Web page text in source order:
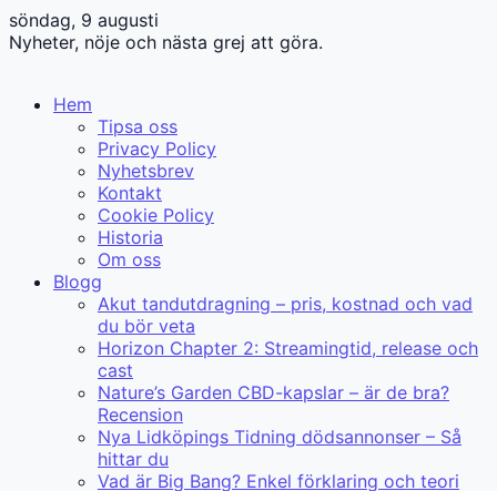
söndag, 9 augusti
Nyheter, nöje och nästa grej att göra.
Hem
Tipsa oss
Privacy Policy
Nyhetsbrev
Kontakt
Cookie Policy
Historia
Om oss
Blogg
Akut tandutdragning – pris, kostnad och vad
du bör veta
Horizon Chapter 2: Streamingtid, release och
cast
Nature’s Garden CBD-kapslar – är de bra?
Recension
Nya Lidköpings Tidning dödsannonser – Så
hittar du
Vad är Big Bang? Enkel förklaring och teori